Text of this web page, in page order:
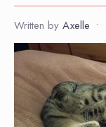
Written by Axelle •